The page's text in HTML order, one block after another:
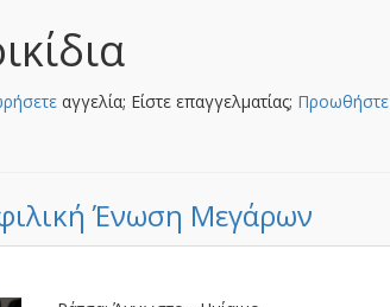
αγγελία; Είστε επαγγελματίας; Προωθήστε
Ένωση Μεγάρων